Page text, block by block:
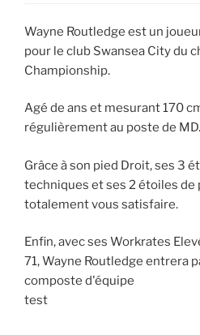
Wayne Routledge est un
pour le club Swansea City du
Championship.
Agé de ans et mesurant 170
régulièrement au poste de MD.
Grâce à son pied Droit, ses 3
techniques et ses 2 étoiles de
totalement vous satisfaire.
Enfin, avec ses Workrates
71, Wayne Routledge entrera
composte d'équipe
test